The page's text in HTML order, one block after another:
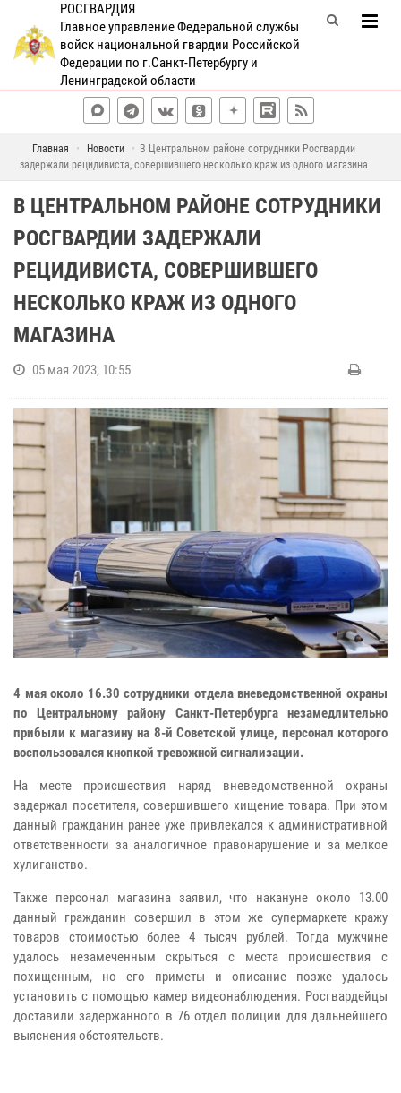
РОСГВАРДИЯ
Главное управление Федеральной службы
войск национальной гвардии Российской
Федерации по г.Санкт-Петербургу и
Ленинградской области
Главная Новости
В Центральном районе сотрудники Росгвардии
задержали рецидивиста, совершившего несколько краж из одного магазина
В ЦЕНТРАЛЬНОМ РАЙОНЕ СОТРУДНИКИ
РОСГВАРДИИ ЗАДЕРЖАЛИ
РЕЦИДИВИСТА, СОВЕРШИВШЕГО
НЕСКОЛЬКО КРАЖ ИЗ ОДНОГО
МАГАЗИНА
05 мая 2023, 10:55
4 мая около 16.30 сотрудники отдела вневедомственной охраны
по Центральному району Санкт-Петербурга незамедлительно
прибыли к магазину на 8-й Советской улице, персонал которого
воспользовался кнопкой тревожной сигнализации.
На месте происшествия наряд вневедомственной охраны
задержал посетителя, совершившего хищение товара. При этом
данный гражданин ранее уже привлекался к административной
ответственности за аналогичное правонарушение и за мелкое
хулиганство.
Также персонал магазина заявил, что накануне около 13.00
данный гражданин совершил в этом же супермаркете кражу
товаров стоимостью более 4 тысяч рублей. Тогда мужчине
удалось незамеченным скрыться с места происшествия с
похищенным, но его приметы и описание позже удалось
установить с помощью камер видеонаблюдения. Росгвардейцы
доставили задержанного в 76 отдел полиции для дальнейшего
выяснения обстоятельств.